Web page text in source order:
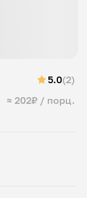
≈ 202₽ / порц.
5.0(2)